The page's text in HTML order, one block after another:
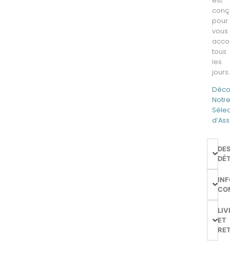
pour
vous
tous
les
jours.
ET